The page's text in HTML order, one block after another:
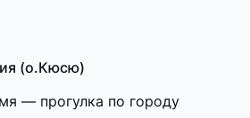
(о.Кюсю)
— прогулка по городу